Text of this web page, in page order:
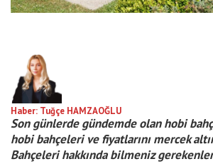
Haber: Tuğçe HAMZAOĞLU
Son günlerde gündemde olan hobi
hobi bahçeleri ve fiyatlarını mercek
Bahçeleri hakkında bilmeniz